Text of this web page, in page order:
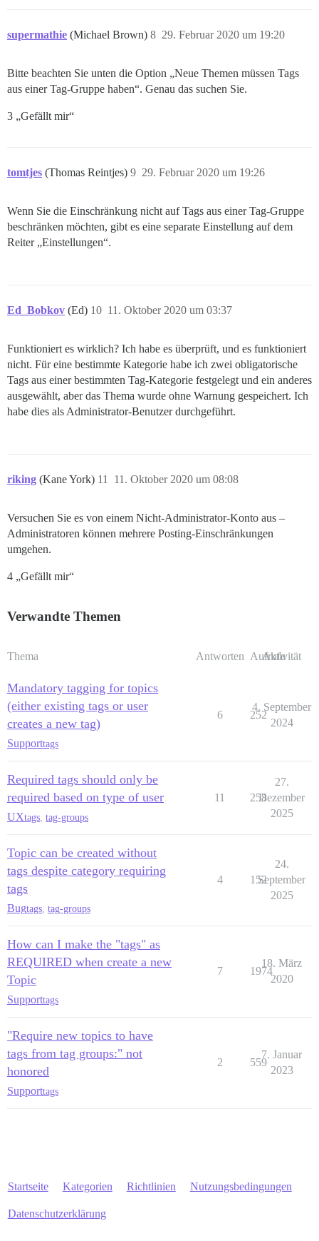
supermathie (Michael Brown) 29. Februar 2020 um 19:20
8
Bitte beachten Sie unten die Option „Neue Themen müssen Tags
aus einer Tag-Gruppe haben“. Genau das suchen Sie.
3 „Gefällt mir“
tomtjes (Thomas Reintjes) 29. Februar 2020 um 19:26
9
Wenn Sie die Einschränkung nicht auf Tags aus einer Tag-Gruppe
beschränken möchten, gibt es eine separate Einstellung auf dem
Reiter „Einstellungen“.
Ed_Bobkov (Ed) 11. Oktober 2020 um 03:37
10
Funktioniert es wirklich? Ich habe es überprüft, und es funktioniert
nicht. Für eine bestimmte Kategorie habe ich zwei obligatorische
Tags aus einer bestimmten Tag-Kategorie festgelegt und ein anderes
ausgewählt, aber das Thema wurde ohne Warnung gespeichert. Ich
habe dies als Administrator-Benutzer durchgeführt.
riking (Kane York) 11. Oktober 2020 um 08:08
11
Versuchen Sie es von einem Nicht-Administrator-Konto aus –
Administratoren können mehrere Posting-Einschränkungen
umgehen.
4 „Gefällt mir“
Verwandte Themen
Thema Antworten Aufrufe
Aktivität
Mandatory tagging for topics
(either existing tags or user
creates a new tag)
Supporttags
6 252
4. September
2024
Required tags should only be
required based on type of user
UXtags tag-groups
11 258
27.
Dezember
2025
Topic can be created without
tags despite category requiring
tags
Bugtags tag-groups
4 152
24.
September
2025
How can I make the "tags" as
REQUIRED when create a new
Topic
Supporttags
7 1974
18. März
2020
"Require new topics to have
tags from tag groups:" not
honored
Supporttags
2 559
7. Januar
2023
Startseite Kategorien Richtlinien Nutzungsbedingungen
Datenschutzerklärung